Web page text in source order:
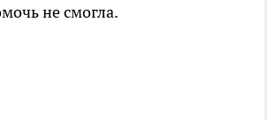
не смогла.